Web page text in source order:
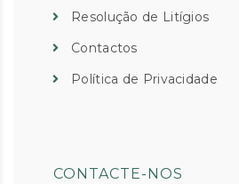
Resolução de Litígios
Contactos
Política de Privacidade
CONTACTE-NOS